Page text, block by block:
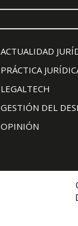
ACTUALIDAD
PRÁCTICA
LEGALTECH
GESTIÓN DEL
OPINIÓN